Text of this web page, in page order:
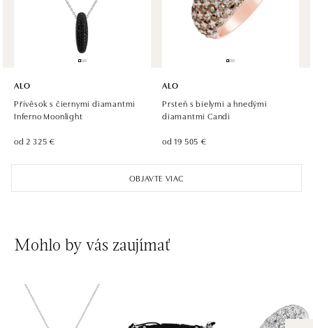
tel.: +420 733 397 316, +420 605 231 821
dnes otvorené od 10:00
ALO diamonds OC Palladium, Praha 1
Náměstí Republiky 1, 110 00 Praha 1 - Nové Město
dnes otvorené od 09:00
Pařížská 1076/7, 110 00 Praha 1
ALO diamonds Westfield Černý most, Praha 9
Chlumecká 765/6, 198 19 Praha 9
dnes otvorené od 09:00
ALO diamonds, Westfield, Praha 4 - Chodov
OBJAVTE VIAC
ALO
Přívěsok s čiernymi diamantmi
Inferno Moonlight
od 2 325 €
ALO
Prsteň s bielymi a hnedými
diamantmi Candi
od 19 505 €
Mohlo by vás zaujímať